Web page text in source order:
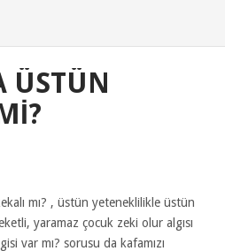
ÜSTÜN
mı? , üstün yeteneklilikle üstün
yaramaz çocuk zeki olur algısı
var mı? sorusu da kafamızı